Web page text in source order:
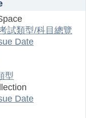
試類型/科目總覽
Date
型
Date